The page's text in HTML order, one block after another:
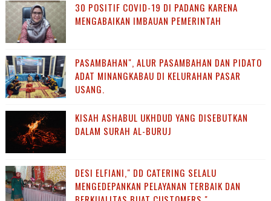
30 POSITIF COVID-19 DI PADANG KARENA
MENGABAIKAN IMBAUAN PEMERINTAH
PASAMBAHAN", ALUR PASAMBAHAN DAN PIDATO
ADAT MINANGKABAU DI KELURAHAN PASAR
USANG.
KISAH ASHABUL UKHDUD YANG DISEBUTKAN
DALAM SURAH AL-BURUJ
DESI ELFIANI," DD CATERING SELALU
MENGEDEPANKAN PELAYANAN TERBAIK DAN